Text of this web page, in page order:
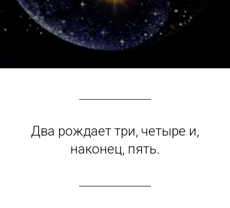
Два рождает три, четыре и,
наконец, пять.